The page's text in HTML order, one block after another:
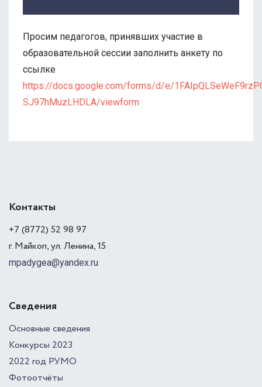
Просим педагогов, принявших участие в
образовательной сессии заполнить анкету по
ссылке
https://docs.google.com/forms/d/e/
SJ97hMuzLHDLA/viewform
Контакты
+7 (8772) 52 98 97
г. Майкоп, ул. Ленина, 15
mpadygea@yandex.ru
Сведения
Основные сведения
Конкурсы 2023
2022 год РУМО
Фотоотчёты